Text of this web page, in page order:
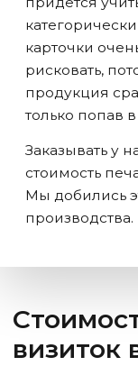
карточки
рисковать,
продукция
только попав
Заказывать у
стоимость
Мы добились
производства.
визиток